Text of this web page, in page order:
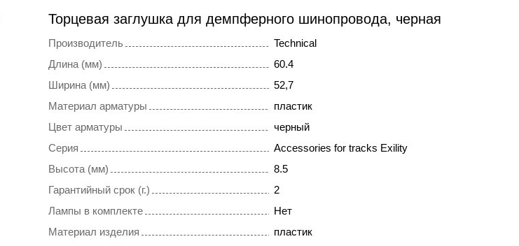
Торцевая заглушка для демпферного шинопровода, черная
Производитель
Technical
Длина (мм)
60.4
Ширина (мм)
52,7
Материал арматуры
пластик
Цвет арматуры
черный
Серия
Accessories for tracks Exility
Высота (мм)
8.5
Гарантийный срок (г.)
2
Лампы в комплекте
Нет
Материал изделия
пластик